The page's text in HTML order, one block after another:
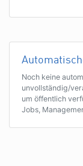
Noch keine
unvollständig/
um öffentlich
Jobs,